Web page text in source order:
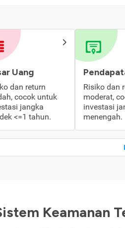
Uang
dan return
cocok untuk
jangka
<=1 tahun.
Risiko dan
moderat,
investasi
menengah.
Keamanan